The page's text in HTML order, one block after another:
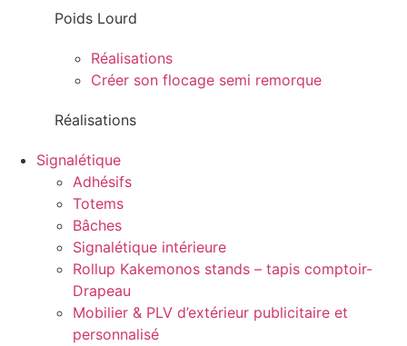
Poids Lourd
Réalisations
Créer son flocage semi remorque
Réalisations
Signalétique
Adhésifs
Totems
Bâches
Signalétique intérieure
Rollup Kakemonos stands – tapis comptoir-
Drapeau
Mobilier & PLV d’extérieur publicitaire et
personnalisé